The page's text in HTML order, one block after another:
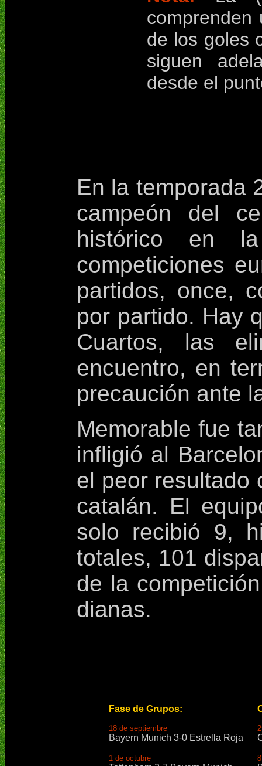
comprenden
de los goles
siguen
desde el
En la temporada
campeón del
histórico en
competiciones
partidos, once,
por partido. Hay
Cuartos, las
encuentro, en
precaución ante
Memorable fue
infligió al
el peor resultado
catalán. El
solo recibió 9,
totales, 101
de la
dianas.
Fase de Grupos:
​18 de septiembre
Bayern Munich 3-0 Estrella Roja
1 de octubre